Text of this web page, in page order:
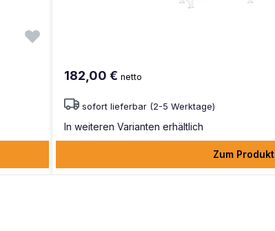
182,00 € netto
sofort lieferbar (2-5 Werktage)
In weiteren Varianten erhältlich
Zum Produkt